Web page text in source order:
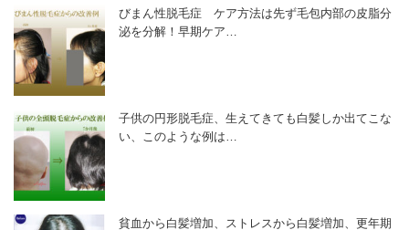
びまん性脱毛症 ケア方法は先ず毛包内部の皮脂分
泌を分解！早期ケア…
子供の円形脱毛症、生えてきても白髪しか出てこな
い、このような例は…
貧血から白髪増加、ストレスから白髪増加、更年期